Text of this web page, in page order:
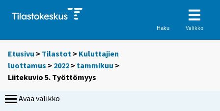
Haku Valikko
Etusivu > Tilastot > Kuluttajien
luottamus > 2022 > tammikuu >
Liitekuvio 5. Työttömyys
Avaa valikko